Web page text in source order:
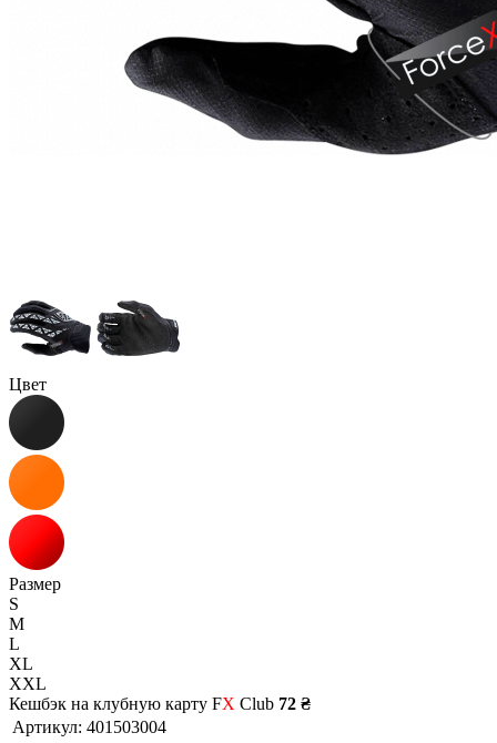
Цвет
Размер
S
M
L
XL
XXL
Кешбэк на клубную карту FX Club 72 ₴
Артикул: 401503004